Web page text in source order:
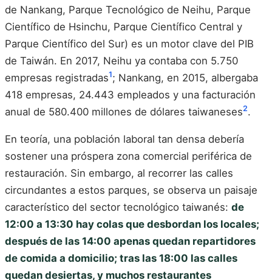
de Nankang, Parque Tecnológico de Neihu, Parque
Científico de Hsinchu, Parque Científico Central y
Parque Científico del Sur) es un motor clave del PIB
de Taiwán. En 2017, Neihu ya contaba con 5.750
empresas registradas1; Nankang, en 2015, albergaba
418 empresas, 24.443 empleados y una facturación
anual de 580.400 millones de dólares taiwaneses2.
En teoría, una población laboral tan densa debería
sostener una próspera zona comercial periférica de
restauración. Sin embargo, al recorrer las calles
circundantes a estos parques, se observa un paisaje
característico del sector tecnológico taiwanés: de
12:00 a 13:30 hay colas que desbordan los locales;
después de las 14:00 apenas quedan repartidores
de comida a domicilio; tras las 18:00 las calles
quedan desiertas, y muchos restaurantes